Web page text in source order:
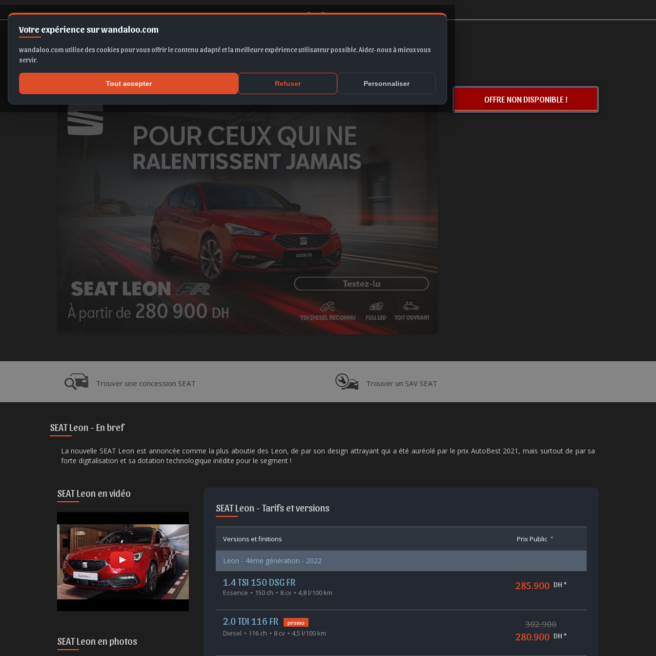
Votre expérience sur wandaloo.com
wandaloo.com utilise des cookies pour vous offrir le contenu adapté et la meilleure expérience utilisateur possible. Aidez-nous à mieux vous
servir.
Tout accepter Refuser Personnaliser
SEAT Leon : Pour ceux qui ne ralentissent jamais !
OFFRE NON DISPONIBLE !
Trouver une concession SEAT Trouver un SAV SEAT
SEAT Leon - En bref
La nouvelle SEAT Leon est annoncée comme la plus aboutie des Leon, de par son design attrayant qui a été auréolé par le prix AutoBest 2021, mais surtout de par sa
forte digitalisation et sa dotation technologique inédite pour le segment !
SEAT Leon en vidéo
SEAT Leon en photos
SEAT Leon - Tarifs et versions
Versions et finitions Prix Public *
Leon - 4ème génération - 2022
1.4 TSI 150 DSG FR
Essence 150 ch 8 cv 4,8 l/100 km
285.900 DH *
2.0 TDI 116 FR promo
Diesel 116 ch 8 cv 4,5 l/100 km
302.900
280.900 DH *